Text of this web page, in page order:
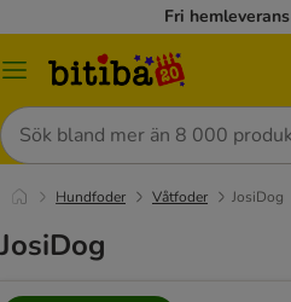
Fri
Meny
Sök
Hundfoder Våtfoder JosiDog
JosiDog